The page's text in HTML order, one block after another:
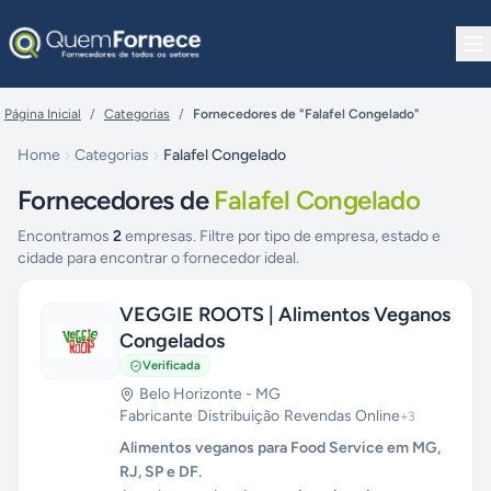
Página Inicial / Categorias / Fornecedores de "Falafel Congelado"
Home Categorias Falafel Congelado
Fornecedores de Falafel Congelado
Encontramos 2empresas. Filtre por tipo de empresa, estado e
cidade para encontrar o fornecedor ideal.
VEGGIE ROOTS | Alimentos Veganos
Congelados
Verificada
Belo Horizonte - MG
Fabricante·Distribuição·Revendas Online+3
Alimentos veganos para Food Service em MG,
RJ, SP e DF.